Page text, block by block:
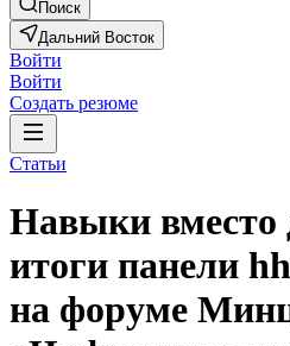
Поиск
Дальний Восток
Войти
Войти
Создать резюме
Статьи
Навыки вместо
итоги панели
на форуме